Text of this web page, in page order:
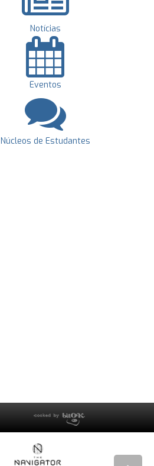
Notícias
Eventos
Núcleos de Estudantes